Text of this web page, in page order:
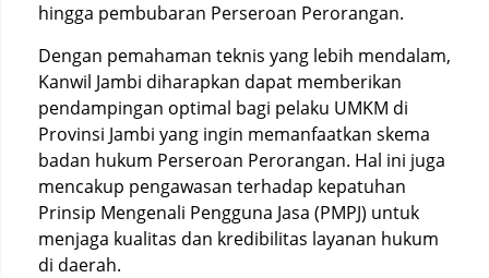
hingga pembubaran Perseroan Perorangan.
Dengan pemahaman teknis yang lebih mendalam,
Kanwil Jambi diharapkan dapat memberikan
pendampingan optimal bagi pelaku UMKM di
Provinsi Jambi yang ingin memanfaatkan skema
badan hukum Perseroan Perorangan. Hal ini juga
mencakup pengawasan terhadap kepatuhan
Prinsip Mengenali Pengguna Jasa (PMPJ) untuk
menjaga kualitas dan kredibilitas layanan hukum
di daerah.